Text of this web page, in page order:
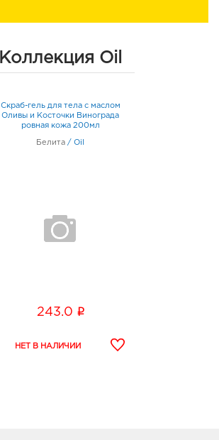
Коллекция Oil
Скраб-гель для тела с маслом
Оливы и Косточки Винограда
ровная кожа 200мл
Белита / Oil
243.0 i